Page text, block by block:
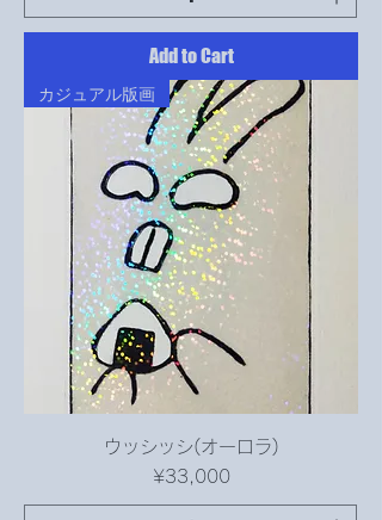
Add to Cart
カジュアル版画
ウッシッシ(オーロラ)
Price
¥33,000